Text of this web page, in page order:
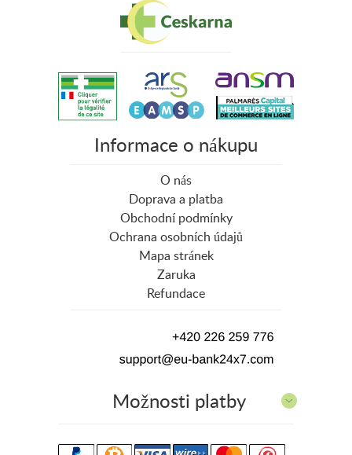
Informace o nákupu
O nás
Doprava a platba
Obchodní podmínky
Ochrana osobních údajů
Mapa stránek
Zaruka
Refundace
Možnosti platby